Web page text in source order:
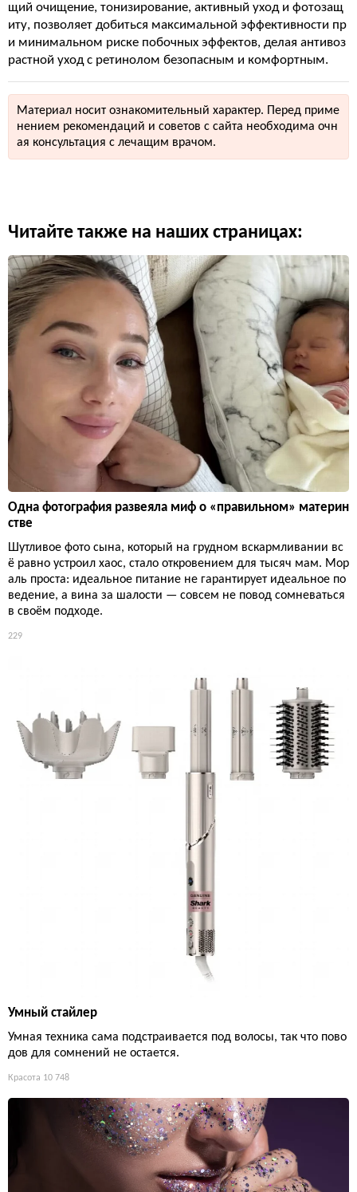
щий очищение, тонизирование, активный уход и фотозащ
иту, позволяет добиться максимальной эффективности пр
и минимальном риске побочных эффектов, делая антивоз
растной уход с ретинолом безопасным и комфортным.
Материал носит ознакомительный характер. Перед приме
нением рекомендаций и советов с сайта необходима очн
ая консультация с лечащим врачом.
Читайте также на наших страницах:
Одна фотография развеяла миф о «правильном» материн
стве
Шутливое фото сына, который на грудном вскармливании вс
ё равно устроил хаос, стало откровением для тысяч мам. Мор
аль проста: идеальное питание не гарантирует идеальное по
ведение, а вина за шалости — совсем не повод сомневаться
в своём подходе.
229
Умный стайлер
Умная техника сама подстраивается под волосы, так что пово
дов для сомнений не остается.
Красота 10 748